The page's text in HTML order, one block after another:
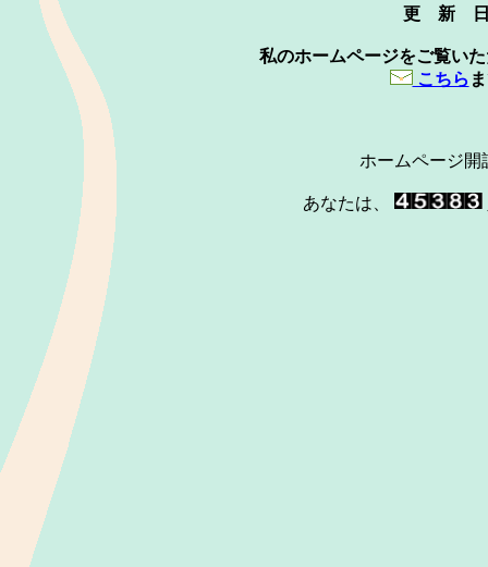
更 新 日
私のホームページをご覧い
こちら
ホームページ
あなたは、